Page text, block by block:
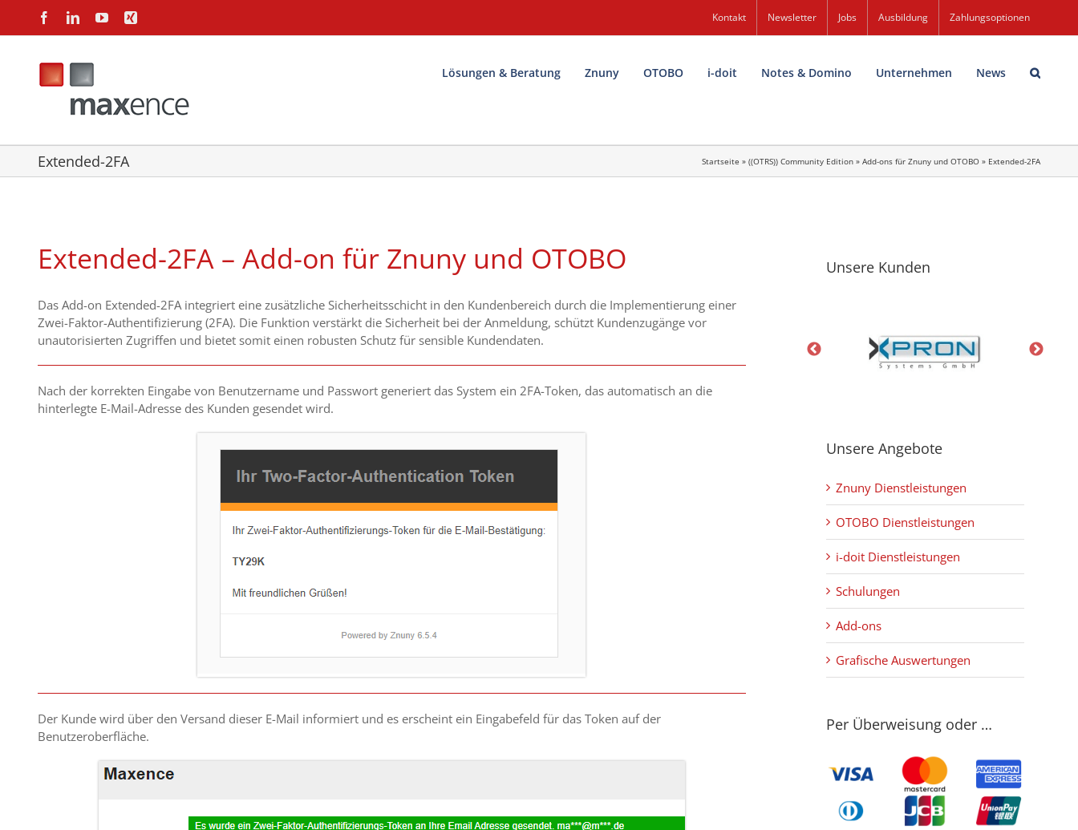
FacebookLinkedInYouTubeXing Kontakt Newsletter Jobs Ausbildung Zahlungsoptionen
Lösungen & Beratung Znuny OTOBO i-doit Notes & Domino Unternehmen News
Extended-2FA Startseite » ((OTRS)) Community Edition » Add-ons für Znuny und OTOBO » Extended-2FA
Extended-2FA – Add-on für Znuny und OTOBO
Das Add-on Extended-2FA integriert eine zusätzliche Sicherheitsschicht in den Kundenbereich durch die Implementierung einer
Zwei-Faktor-Authentifizierung (2FA). Die Funktion verstärkt die Sicherheit bei der Anmeldung, schützt Kundenzugänge vor
unautorisierten Zugriffen und bietet somit einen robusten Schutz für sensible Kundendaten.
Nach der korrekten Eingabe von Benutzername und Passwort generiert das System ein 2FA-Token, das automatisch an die
hinterlegte E-Mail-Adresse des Kunden gesendet wird.
Der Kunde wird über den Versand dieser E-Mail informiert und es erscheint ein Eingabefeld für das Token auf der
Benutzeroberfläche.
Unsere Kunden
Unsere Angebote
Znuny Dienstleistungen
OTOBO Dienstleistungen
i-doit Dienstleistungen
Schulungen
Add-ons
Grafische Auswertungen
Per Überweisung oder …